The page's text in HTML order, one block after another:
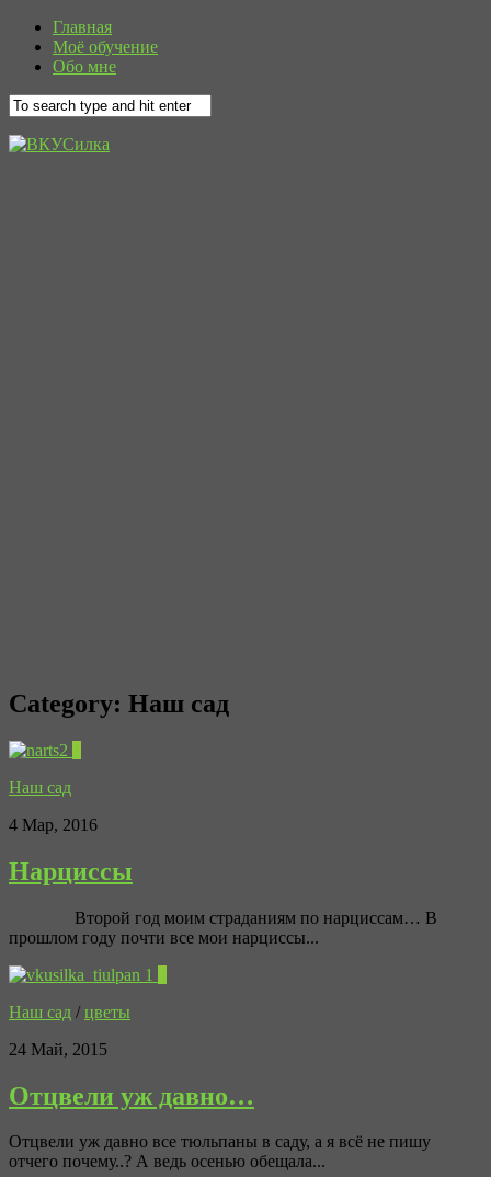
Главная
Моё обучение
Обо мне
Category: Наш сад
1
Наш сад
4 Мар, 2016
Нарциссы
Второй год моим страданиям по нарциссам… В
прошлом году почти все мои нарциссы...
4
Наш сад /цветы
24 Май, 2015
Отцвели уж давно…
Отцвели уж давно все тюльпаны в саду, а я всё не пишу
отчего почему..? А ведь осенью обещала...